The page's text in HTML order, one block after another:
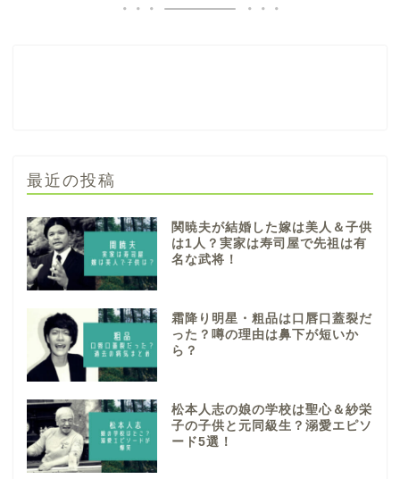
最近の投稿
関暁夫が結婚した嫁は美人＆子供
は1人？実家は寿司屋で先祖は有
名な武将！
霜降り明星・粗品は口唇口蓋裂だ
った？噂の理由は鼻下が短いか
ら？
松本人志の娘の学校は聖心＆紗栄
子の子供と元同級生？溺愛エピソ
ード5選！